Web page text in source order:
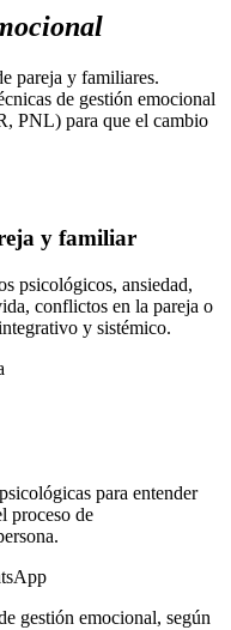
pareja y familiares.
de gestión emocional
PNL) para que el cambio
y familiar
psicológicos, ansiedad,
conflictos en la pareja o
y sistémico.
para entender
proceso de
gestión emocional, según